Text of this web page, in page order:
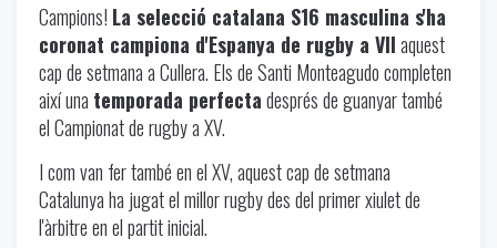
Campions! La selecció catalana S16 masculina s'ha
coronat campiona d'Espanya de rugby a VIIaquest
cap de setmana a Cullera. Els de Santi Monteagudo completen
així una temporada perfectadesprés de guanyar també
el Campionat de rugby a XV.
I com van fer també en el XV, aquest cap de setmana
Catalunya ha jugat el millor rugby des del primer xiulet de
l'àrbitre en el partit inicial.